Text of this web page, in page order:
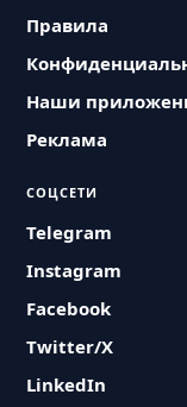
Правила
Наши
Реклама
СОЦСЕТИ
Telegram
Instagram
Facebook
Twitter/X
LinkedIn